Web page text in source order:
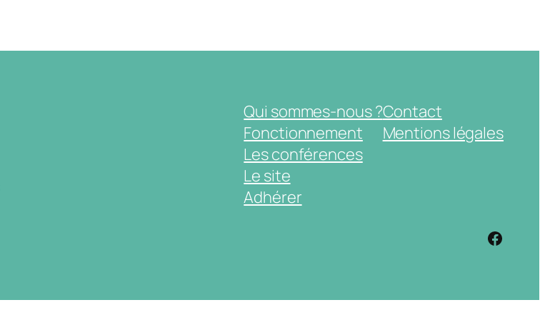
Qui sommes-nous ?
Fonctionnement
Les conférences
Le site
Adhérer
Contact
Mentions légales